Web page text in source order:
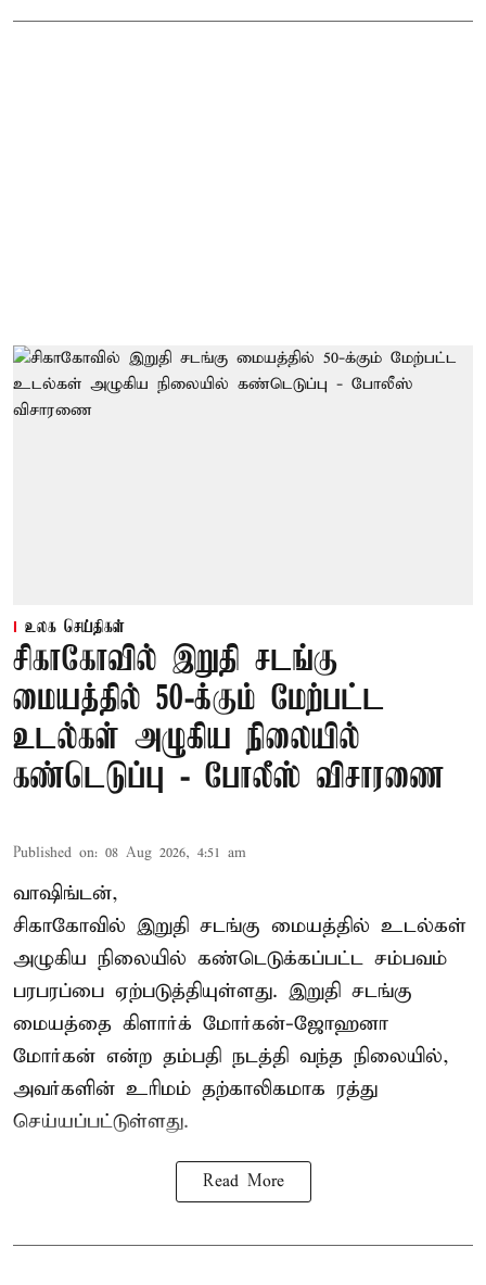
உலக செய்திகள்
சிகாகோவில் இறுதி சடங்கு
மையத்தில் 50-க்கும் மேற்பட்ட
உடல்கள் அழுகிய நிலையில்
கண்டெடுப்பு - போலீஸ் விசாரணை
Published on: 08 Aug 2026, 4:51 am
வாஷிங்டன்,
சிகாகோவில் இறுதி சடங்கு மையத்தில் உடல்கள்
அழுகிய நிலையில் கண்டெடுக்கப்பட்ட சம்பவம்
பரபரப்பை ஏற்படுத்தியுள்ளது. இறுதி சடங்கு
மையத்தை கிளார்க் மோர்கன்-ஜோஹனா
மோர்கன் என்ற தம்பதி நடத்தி வந்த நிலையில்,
அவர்களின் உரிமம் தற்காலிகமாக ரத்து
செய்யப்பட்டுள்ளது.
Read More